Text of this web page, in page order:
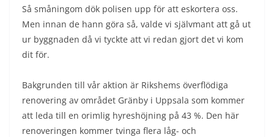
Så småningom dök polisen upp för att eskortera oss.
Men innan de hann göra så, valde vi självmant att gå ut
ur byggnaden då vi tyckte att vi redan gjort det vi kom
dit för.
Bakgrunden till vår aktion är Rikshems överflödiga
renovering av området Gränby i Uppsala som kommer
att leda till en orimlig hyreshöjning på 43 %. Den här
renoveringen kommer tvinga flera låg- och